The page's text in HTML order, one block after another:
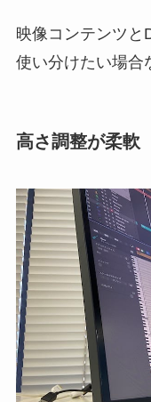
映像コンテンツと
使い分けたい場合
高さ調整が柔軟